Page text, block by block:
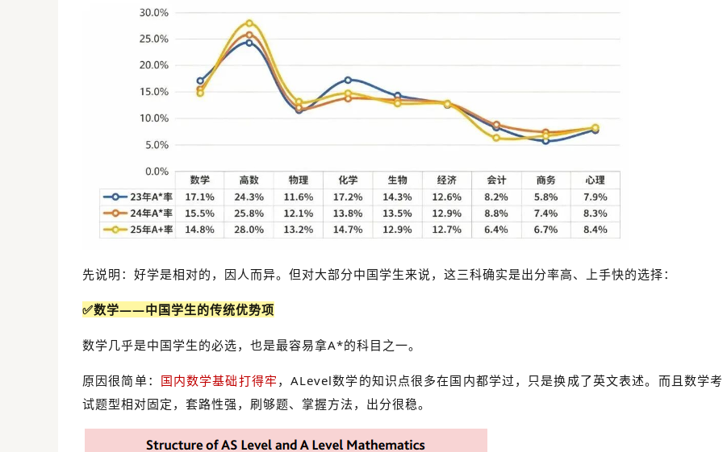
先说明：好学是相对的，因人而异。但对大部分中国学生来说，这三科确实是出分率高、上手快的选择：
✅数学——中国学生的传统优势项
数学几乎是中国学生的必选，也是最容易拿A*的科目之一。
原因很简单： 国内数学基础打得牢 ，ALevel数学的知识点很多在国内都学过，只是换成了英文表述。而且数学考
试题型相对固定，套路性强，刷够题、掌握方法，出分很稳。